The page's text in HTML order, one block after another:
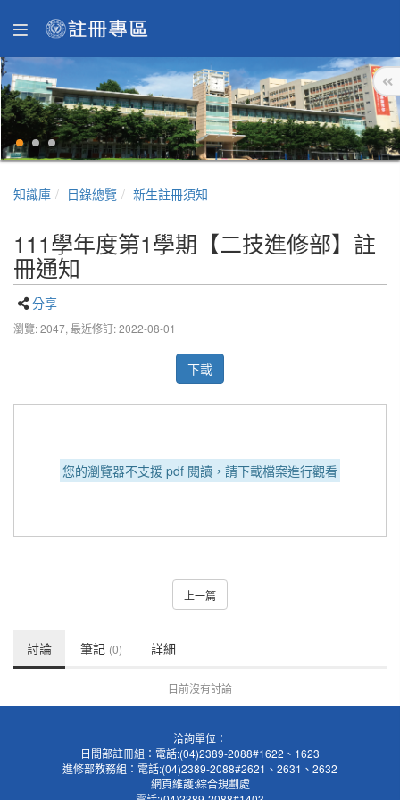
知識庫 目錄總覽 新生註冊須知
111學年度第1學期【二技進修部】註
冊通知
分享
瀏覽: 2047, 最近修訂: 2022-08-01
下載
您的瀏覽器不支援 pdf 閱讀，請下載檔案進行觀看
上一篇
討論 筆記 (0) 詳細
目前沒有討論
洽詢單位：
日間部註冊組：電話:(04)2389-2088#1622、1623
進修部教務組：電話:(04)2389-2088#2621、2631、2632
網頁維護:綜合規劃處